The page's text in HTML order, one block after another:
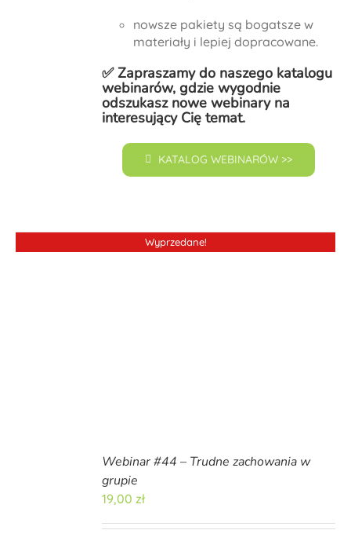
nowsze pakiety są bogatsze w
materiały i lepiej dopracowane.
✅ Zapraszamy do naszego katalogu
webinarów, gdzie wygodnie
odszukasz nowe webinary na
interesujący Cię temat.
KATALOG WEBINARÓW >>
Wyprzedane!
Webinar #44 – Trudne zachowania w
grupie
19,00 zł